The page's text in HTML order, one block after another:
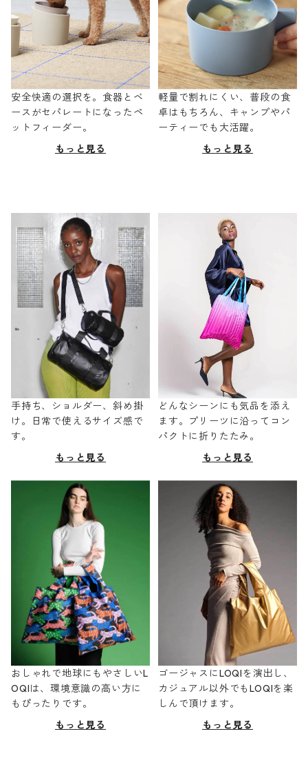
安全快適の選択を。食器とベ
ースがセパレートになったペ
ットフィーダー。
もっと見る
軽量で割れにくい、普段の食
卓はもちろん、キャンプやパ
ーティーでも大活躍。
もっと見る
手持ち、ショルダー、斜め掛
け。日常で使えるサイズ感で
す。
もっと見る
どんなシーンにも気品を添え
ます。プリーツに沿ってコン
パクトに折りたたみ。
もっと見る
おしゃれで地球にもやさしいL
OQIは、環境意識の高い方に
もぴったりです。
もっと見る
ゴージャスにLOQIを演出し、
カジュアル以外でもLOQIを楽
しんで頂けます。
もっと見る